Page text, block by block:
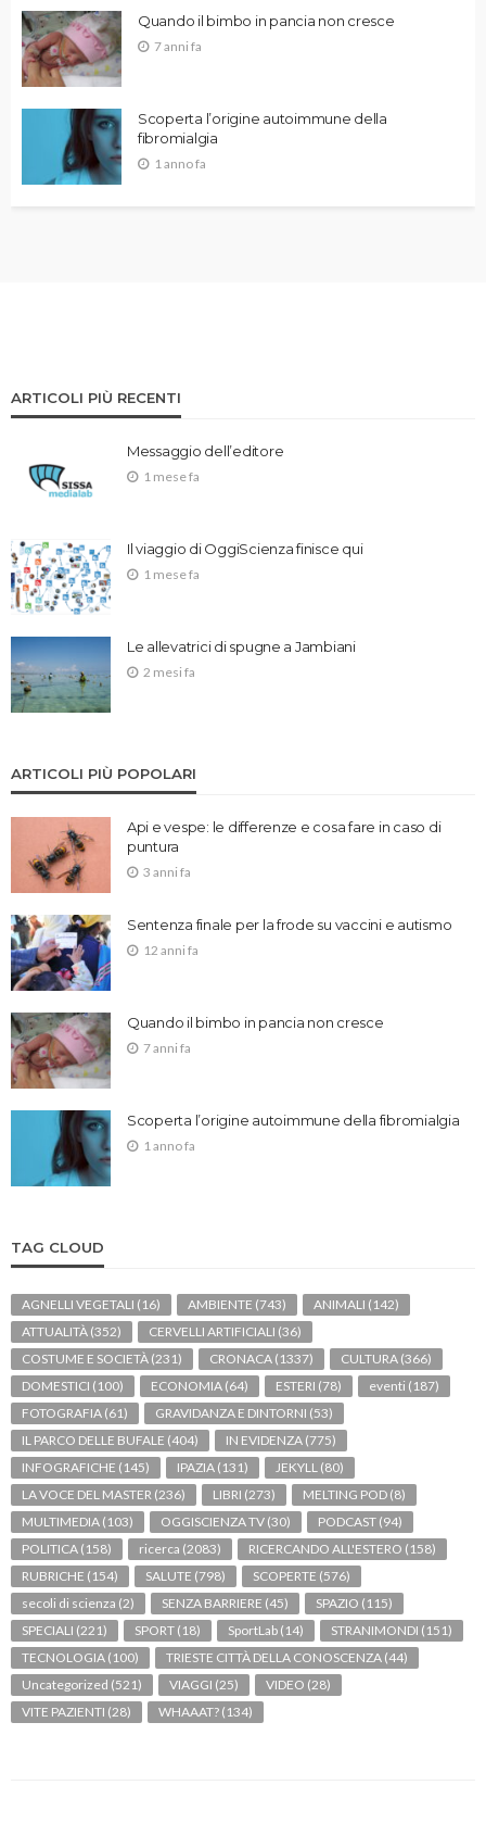
Quando il bimbo in pancia non cresce
7 anni fa
Scoperta l’origine autoimmune della
fibromialgia
1 anno fa
ARTICOLI PIÙ RECENTI
Messaggio dell’editore
1 mese fa
Il viaggio di OggiScienza finisce qui
1 mese fa
Le allevatrici di spugne a Jambiani
2 mesi fa
ARTICOLI PIÙ POPOLARI
Api e vespe: le differenze e cosa fare in caso di
puntura
3 anni fa
Sentenza finale per la frode su vaccini e autismo
12 anni fa
Quando il bimbo in pancia non cresce
7 anni fa
Scoperta l’origine autoimmune della fibromialgia
1 anno fa
TAG CLOUD
AGNELLI VEGETALI (16) AMBIENTE (743) ANIMALI (142)
ATTUALITÀ (352) CERVELLI ARTIFICIALI (36)
COSTUME E SOCIETÀ (231) CRONACA (1337) CULTURA (366)
DOMESTICI (100) ECONOMIA (64) ESTERI (78) eventi (187)
FOTOGRAFIA (61) GRAVIDANZA E DINTORNI (53)
IL PARCO DELLE BUFALE (404) IN EVIDENZA (775)
INFOGRAFICHE (145) IPAZIA (131) JEKYLL (80)
LA VOCE DEL MASTER (236) LIBRI (273) MELTING POD (8)
MULTIMEDIA (103) OGGISCIENZA TV (30) PODCAST (94)
POLITICA (158) ricerca (2083) RICERCANDO ALL'ESTERO (158)
RUBRICHE (154) SALUTE (798) SCOPERTE (576)
secoli di scienza (2) SENZA BARRIERE (45) SPAZIO (115)
SPECIALI (221) SPORT (18) SportLab (14) STRANIMONDI (151)
TECNOLOGIA (100) TRIESTE CITTÀ DELLA CONOSCENZA (44)
Uncategorized (521) VIAGGI (25) VIDEO (28)
VITE PAZIENTI (28) WHAAAT? (134)